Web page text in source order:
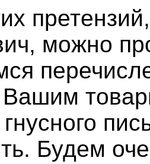
можно
Будем